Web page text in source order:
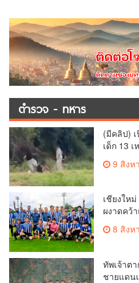
ตำรวจ - ทหาร
(มีคลิป)
เด็ก 13
เชียล พ่อ
9 สิงห
เชียงให
ผงาดคว้
ถ้วยเกีย
8 สิงห
ทัพเจ้าต
ชายแดน